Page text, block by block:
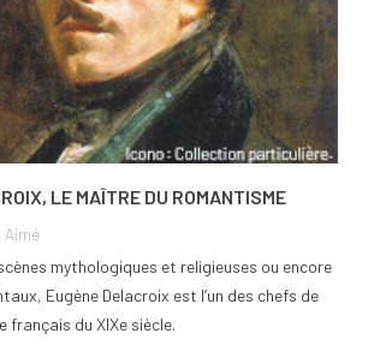
LE MAÎTRE DU ROMANTISME
Aimé
mythologiques et religieuses ou encore
Eugène Delacroix est l’un des chefs de
français du XIXe siècle.